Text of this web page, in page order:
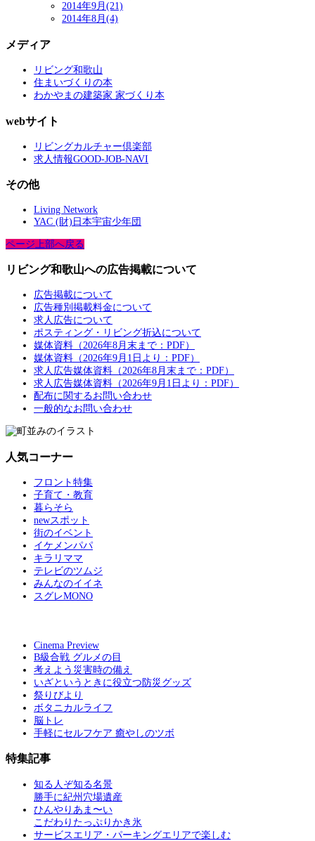
2014年9月(21)
2014年8月(4)
メディア
リビング和歌山
住まいづくりの本
わかやまの建築家 家づくり本
webサイト
リビングカルチャー倶楽部
求人情報GOOD-JOB-NAVI
その他
Living Network
YAC (財)日本宇宙少年団
ページ上部へ戻る
リビング和歌山への広告掲載について
広告掲載について
広告種別掲載料金について
求人広告について
ポスティング・リビング折込について
媒体資料（2026年8月末まで：PDF）
媒体資料（2026年9月1日より：PDF）
求人広告媒体資料（2026年8月末まで：PDF）
求人広告媒体資料（2026年9月1日より：PDF）
配布に関するお問い合わせ
一般的なお問い合わせ
人気コーナー
フロント特集
子育て・教育
暮らそら
newスポット
街のイベント
イケメンパパ
キラリママ
テレビのツムジ
みんなのイイネ
スグレMONO
Cinema Preview
B級合戦 グルメの目
考えよう災害時の備え
いざというときに役立つ防災グッズ
祭りびより
ボタニカルライフ
脳トレ
手軽にセルフケア 癒やしのツボ
特集記事
知る人ぞ知る名景
勝手に紀州穴場遺産
ひんやりあま〜い
こだわりたっぷりかき氷
サービスエリア・パーキングエリアで楽しむ